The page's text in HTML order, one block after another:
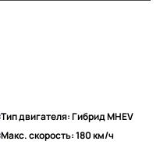
Тип двигателя: Гибрид MHEV
Макс. скорость: 180 км/ч